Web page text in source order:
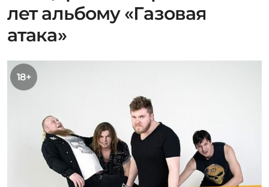
лет альбому «Газовая
атака»
18+